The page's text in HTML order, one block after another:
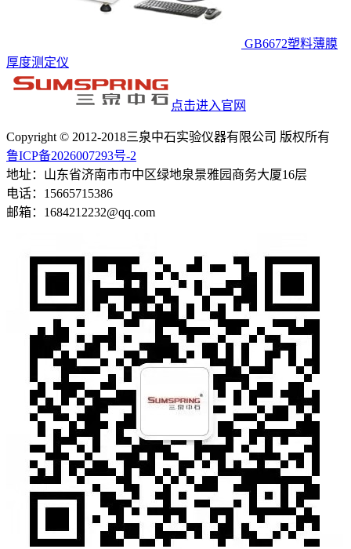
GB6672塑料薄膜
厚度测定仪
点击进入官网
Copyright © 2012-2018三泉中石实验仪器有限公司 版权所有
鲁ICP备2026007293号-2
地址：山东省济南市市中区绿地泉景雅园商务大厦16层
电话：15665715386
邮箱：1684212232@qq.com